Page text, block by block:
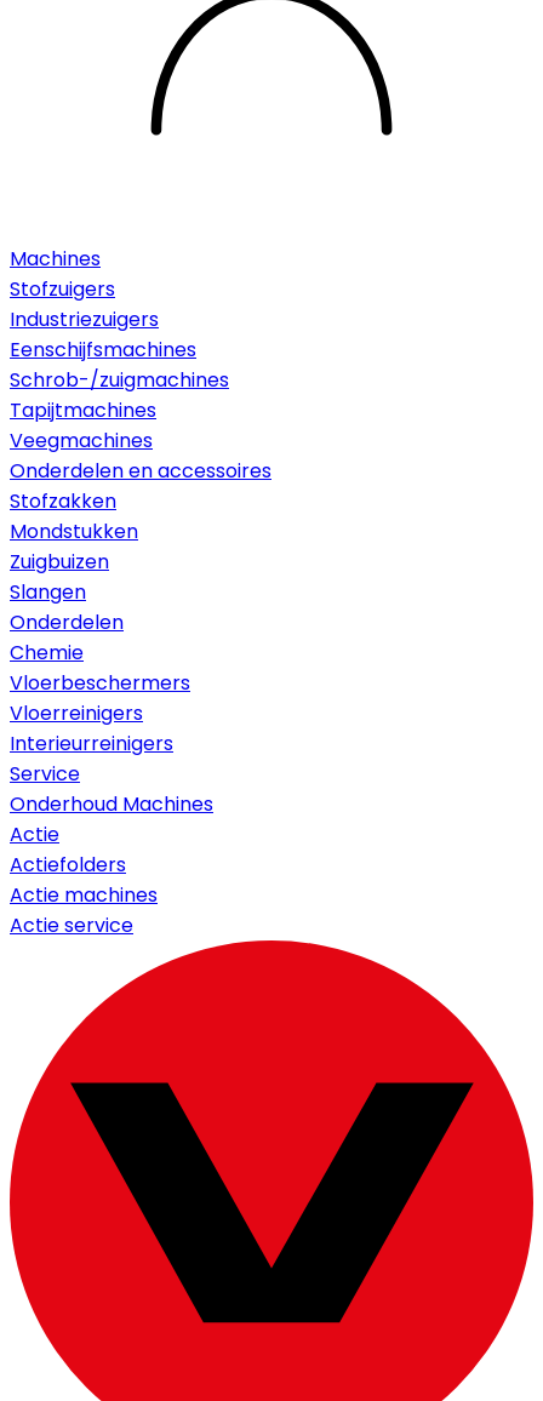
Machines
Stofzuigers
Industriezuigers
Eenschijfsmachines
Schrob-/zuigmachines
Tapijtmachines
Veegmachines
Onderdelen en accessoires
Stofzakken
Mondstukken
Zuigbuizen
Slangen
Onderdelen
Chemie
Vloerbeschermers
Vloerreinigers
Interieurreinigers
Service
Onderhoud Machines
Actie
Actiefolders
Actie machines
Actie service